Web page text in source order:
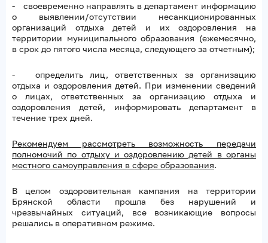
- своевременно направлять в департамент информацию
о выявлении/отсутствии несанкционированных
организаций отдыха детей и их оздоровления на
территории муниципального образования (ежемесячно,
в срок до пятого числа месяца, следующего за отчетным);
- определить лиц, ответственных за организацию
отдыха и оздоровления детей. При изменении сведений
о лицах, ответственных за организацию отдыха и
оздоровления детей, информировать департамент в
течение трех дней.
Рекомендуем рассмотреть возможность передачи
полномочий по отдыху и оздоровлению детей в органы
местного самоуправления в сфере образования.
В целом оздоровительная кампания на территории
Брянской области прошла без нарушений и
чрезвычайных ситуаций, все возникающие вопросы
решались в оперативном режиме.